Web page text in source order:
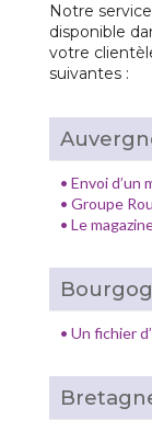
Notre service
disponible
votre
suivantes :
• Envoi d’un
• Groupe
• Le
• Un fichier